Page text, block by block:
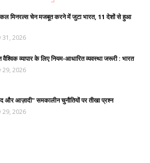
मिनरल्स चेन मजबूत करने में जुटा भारत, 11 देशों से हुआ
31, 2026
वैश्विक व्यापार के लिए नियम-आधारित व्यवस्था जरूरी : भारत
29, 2026
और आज़ादी" समकालीन चुनौतियों पर तीखा प्रश्न
29, 2026